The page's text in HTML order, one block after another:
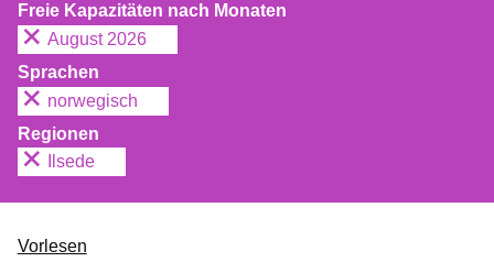
Freie Kapazitäten nach Monaten
August 2026
Sprachen
norwegisch
Regionen
Ilsede
Vorlesen